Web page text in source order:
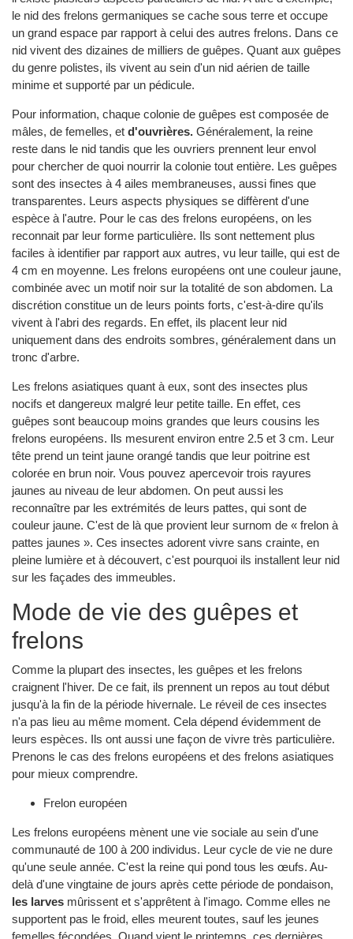
le nid des frelons germaniques se cache sous terre et occupe
un grand espace par rapport à celui des autres frelons. Dans ce
nid vivent des dizaines de milliers de guêpes. Quant aux guêpes
du genre polistes, ils vivent au sein d'un nid aérien de taille
minime et supporté par un pédicule.
Pour information, chaque colonie de guêpes est composée de
mâles, de femelles, et d'ouvrières. Généralement, la reine
reste dans le nid tandis que les ouvriers prennent leur envol
pour chercher de quoi nourrir la colonie tout entière. Les guêpes
sont des insectes à 4 ailes membraneuses, aussi fines que
transparentes. Leurs aspects physiques se diffèrent d'une
espèce à l'autre. Pour le cas des frelons européens, on les
reconnait par leur forme particulière. Ils sont nettement plus
faciles à identifier par rapport aux autres, vu leur taille, qui est de
4 cm en moyenne. Les frelons européens ont une couleur jaune,
combinée avec un motif noir sur la totalité de son abdomen. La
discrétion constitue un de leurs points forts, c'est-à-dire qu'ils
vivent à l'abri des regards. En effet, ils placent leur nid
uniquement dans des endroits sombres, généralement dans un
tronc d'arbre.
Les frelons asiatiques quant à eux, sont des insectes plus
nocifs et dangereux malgré leur petite taille. En effet, ces
guêpes sont beaucoup moins grandes que leurs cousins les
frelons européens. Ils mesurent environ entre 2.5 et 3 cm. Leur
tête prend un teint jaune orangé tandis que leur poitrine est
colorée en brun noir. Vous pouvez apercevoir trois rayures
jaunes au niveau de leur abdomen. On peut aussi les
reconnaître par les extrémités de leurs pattes, qui sont de
couleur jaune. C'est de là que provient leur surnom de « frelon à
pattes jaunes ». Ces insectes adorent vivre sans crainte, en
pleine lumière et à découvert, c'est pourquoi ils installent leur nid
sur les façades des immeubles.
Mode de vie des guêpes et
frelons
Comme la plupart des insectes, les guêpes et les frelons
craignent l'hiver. De ce fait, ils prennent un repos au tout début
jusqu'à la fin de la période hivernale. Le réveil de ces insectes
n'a pas lieu au même moment. Cela dépend évidemment de
leurs espèces. Ils ont aussi une façon de vivre très particulière.
Prenons le cas des frelons européens et des frelons asiatiques
pour mieux comprendre.
Frelon européen
Les frelons européens mènent une vie sociale au sein d'une
communauté de 100 à 200 individus. Leur cycle de vie ne dure
qu'une seule année. C'est la reine qui pond tous les œufs. Au-
delà d'une vingtaine de jours après cette période de pondaison,
les larves mûrissent et s'apprêtent à l'imago. Comme elles ne
supportent pas le froid, elles meurent toutes, sauf les jeunes
femelles fécondées. Quand vient le printemps, ces dernières